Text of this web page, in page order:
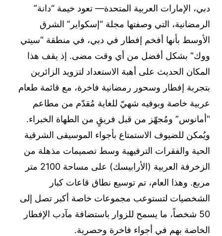
دبي، الإمارات العربية المتحدة— تعود خيمة “دانة”
الرمضانية، التي وصفتها مجلة “إسكواير” الشرق
الأوسط بأنها أفخم إفطار في دبي، في منطقة “سيتي
ووك” بشكل أفضل من أي وقت مضى. إذ يقف هذا
المكان الحديث على أهبة الاستعداد لتزويد الزائرين
بتجربة إفطار وسحور رمضانية فاخرة، مع قائمة طعام
عربية خاصة وبوفيه شهيّ للغاية مُقدّم من مطاعم
“أمانوس” ومُجهّز من قبل فريقٍ من الطهاة الخبراء.
ويُمكن للضيوف الاستمتاع بأجواء الموسيقى الشرقية
الحية والفقرات الترفيهية وسط تصميمات مذهلة من
الزخرفة العربية (الأرابيسك) على مساحة 2100 متر
مربع. وهذا العام، تم توسيع نطاق قاعات كبار
الشخصيات لتستوعب مجموعات خاصة أكبر تصل إلى
50 شخصاً، ما يسمح للزوار باستضافة مآدب الإفطار
الخاصة بهم في أجواء فاخرة وحصرية.